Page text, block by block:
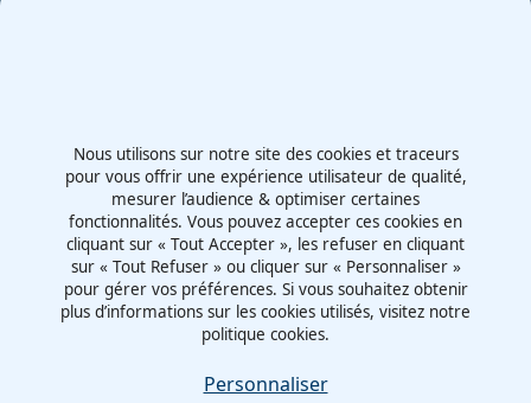
Contactez-nous
Route d'Irigny, Z.I. Nord
69530 - Brignais
France
Nous utilisons sur notre site des cookies et traceurs
pour vous offrir une expérience utilisateur de qualité,
mesurer l’audience & optimiser certaines
fonctionnalités. Vous pouvez accepter ces cookies en
cliquant sur « Tout Accepter », les refuser en cliquant
sur « Tout Refuser » ou cliquer sur « Personnaliser »
pour gérer vos préférences. Si vous souhaitez obtenir
plus d’informations sur les cookies utilisés, visitez notre
politique cookies.
Personnaliser